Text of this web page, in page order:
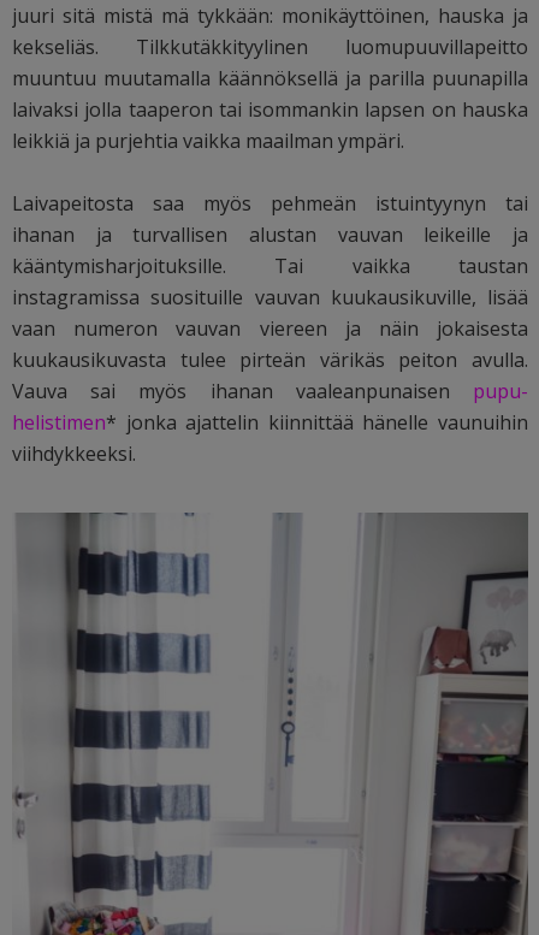
juuri sitä mistä mä tykkään: monikäyttöinen, hauska ja
kekseliäs. Tilkkutäkkityylinen luomupuuvillapeitto
muuntuu muutamalla käännöksellä ja parilla puunapilla
laivaksi jolla taaperon tai isommankin lapsen on hauska
leikkiä ja purjehtia vaikka maailman ympäri.
Laivapeitosta saa myös pehmeän istuintyynyn tai
ihanan ja turvallisen alustan vauvan leikeille ja
kääntymisharjoituksille. Tai vaikka taustan
instagramissa suosituille vauvan kuukausikuville, lisää
vaan numeron vauvan viereen ja näin jokaisesta
kuukausikuvasta tulee pirteän värikäs peiton avulla.
Vauva sai myös ihanan vaaleanpunaisen pupu-
helistimen* jonka ajattelin kiinnittää hänelle vaunuihin
viihdykkeeksi.